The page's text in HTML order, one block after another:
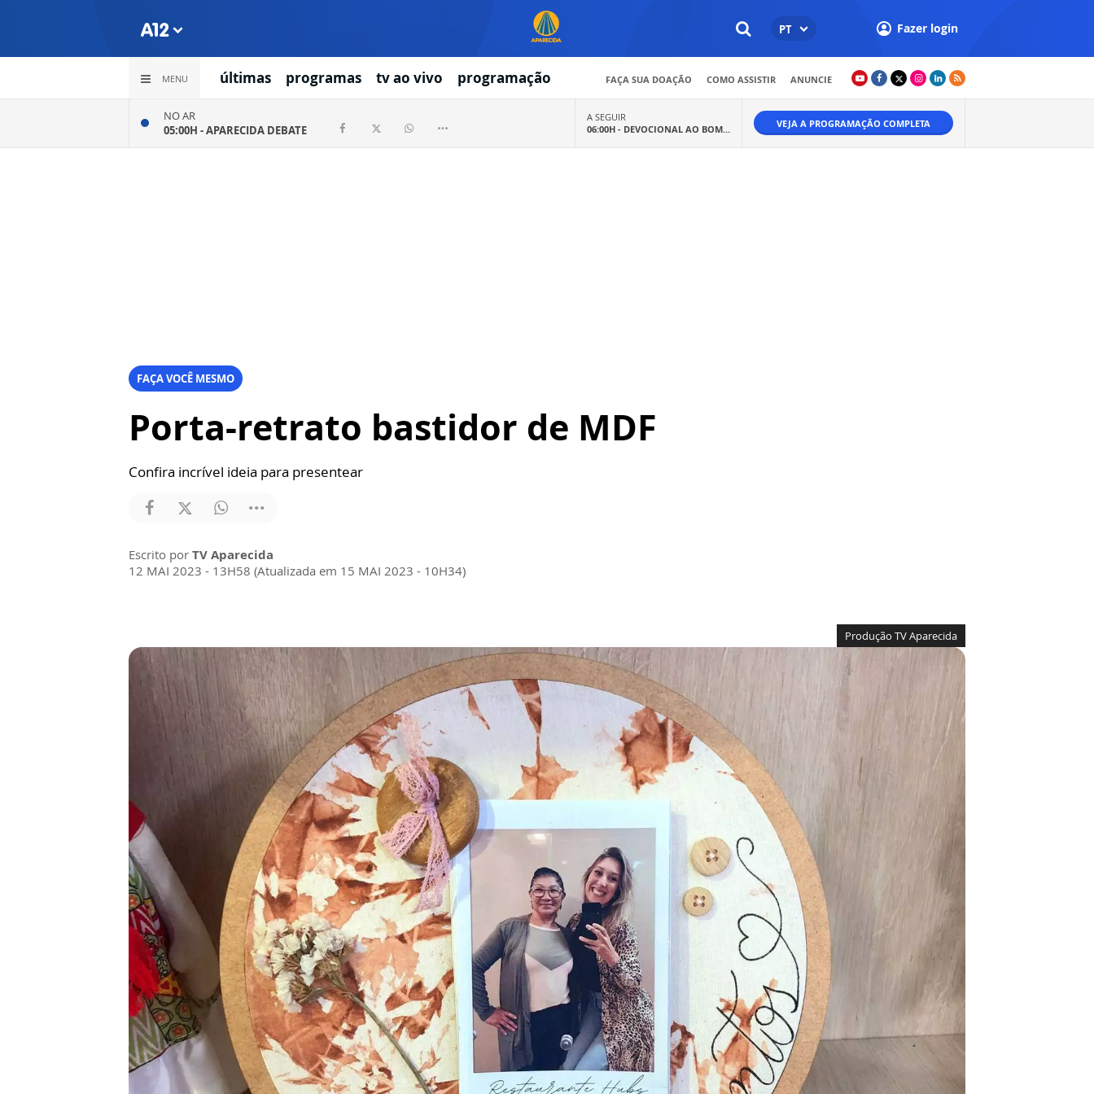
PT Fazer login
MENU últimas programas tv ao vivo programação FAÇA SUA DOAÇÃO COMO ASSISTIR ANUNCIE
NO AR
05:00H -APARECIDA DEBATE
A SEGUIR
06:00H - DEVOCIONAL AO BOM... VEJA A PROGRAMAÇÃO COMPLETA
FAÇA VOCÊ MESMO
Porta-retrato bastidor de MDF
Confira incrível ideia para presentear
Escrito por TV Aparecida
12 MAI 2023 - 13H58 (Atualizada em 15 MAI 2023 - 10H34)
Produção TV Aparecida